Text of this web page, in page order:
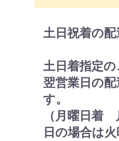
土日祝着の
土日着指定の
翌営業日の
す。
（月曜日着
日の場合は火